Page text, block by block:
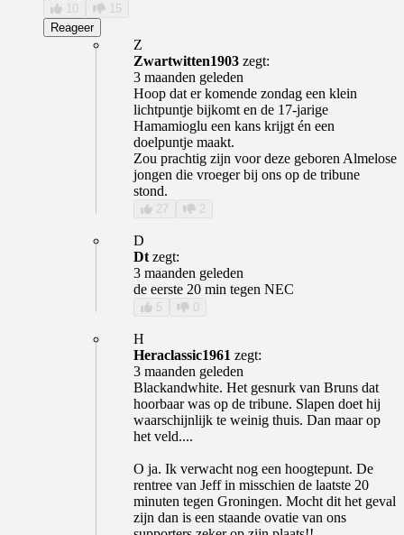
10
15
Reageer
Z
Zwartwitten1903 zegt:
3 maanden geleden
Hoop dat er komende zondag een klein
lichtpuntje bijkomt en de 17-jarige
Hamamioglu een kans krijgt én een
doelpuntje maakt.
Zou prachtig zijn voor deze geboren Almelose
jongen die vroeger bij ons op de tribune
stond.
27 2
D
Dt zegt:
3 maanden geleden
de eerste 20 min tegen NEC
5 0
H
Heraclassic1961 zegt:
3 maanden geleden
Blackandwhite. Het gesnurk van Bruns dat
hoorbaar was op de tribune. Slapen doet hij
waarschijnlijk te weinig thuis. Dan maar op
het veld....
O ja. Ik verwacht nog een hoogtepunt. De
rentree van Jeff in misschien de laatste 20
minuten tegen Groningen. Mocht dit het geval
zijn dan is een staande ovatie van ons